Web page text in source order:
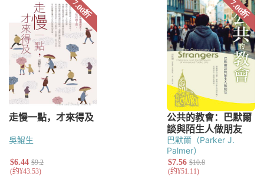
吳鯤生
巴默爾（Parker J.
Palmer）